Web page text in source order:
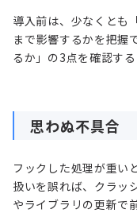
導入前は、少なくとも
まで影響するかを把握
るか」の3点を確認す
思わぬ不具合
フックした処理が重い
扱いを誤れば、クラッ
やライブラリの更新で